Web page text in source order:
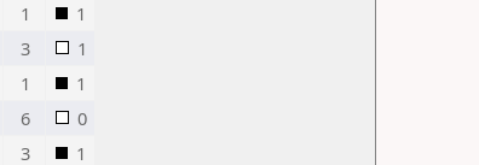
1
1
3
1
1
1
6
0
3 1